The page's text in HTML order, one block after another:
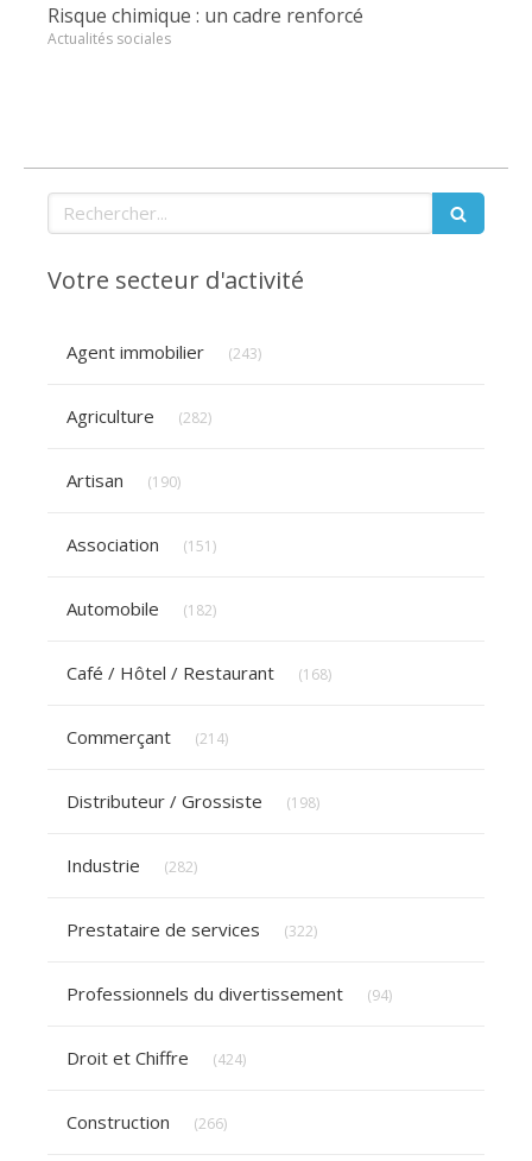
Risque chimique : un cadre renforcé
Actualités sociales
Rechercher
Votre secteur d'activité
Agent immobilier (243)
Agriculture (282)
Artisan (190)
Association (151)
Automobile (182)
Café / Hôtel / Restaurant (168)
Commerçant (214)
Distributeur / Grossiste (198)
Industrie (282)
Prestataire de services (322)
Professionnels du divertissement (94)
Droit et Chiffre (424)
Construction (266)